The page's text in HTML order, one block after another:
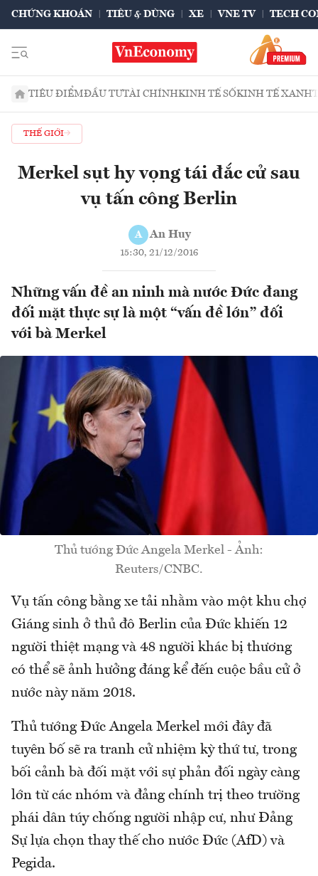
CHỨNG KHOÁN TIÊU & DÙNG XE VNE TV TECH
TIÊU ĐIỂMĐẦU TƯTÀI CHÍNHKINH TẾ SỐKINH TẾ XANH
THẾ GIỚI
Merkel sụt hy vọng tái đắc cử sau
vụ tấn công Berlin
A An Huy
15:30, 21/12/2016
Những vấn đề an ninh mà nước Đức đang
đối mặt thực sự là một “vấn đề lớn” đối
với bà Merkel
Thủ tướng Đức Angela Merkel - Ảnh:
Reuters/CNBC.
Vụ tấn công bằng xe tải nhằm vào một khu chợ
Giáng sinh ở thủ đô Berlin của Đức khiến 12
người thiệt mạng và 48 người khác bị thương
có thể sẽ ảnh hưởng đáng kể đến cuộc bầu cử ở
nước này năm 2018.
Thủ tướng Đức Angela Merkel mới đây đã
tuyên bố sẽ ra tranh cử nhiệm kỳ thứ tư, trong
bối cảnh bà đối mặt với sự phản đối ngày càng
lớn từ các nhóm và đảng chính trị theo trường
phái dân túy chống người nhập cư, như Đảng
Sự lựa chọn thay thế cho nước Đức (AfD) và
Pegida.